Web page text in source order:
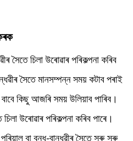
সৈতে চিলা উৰোৱাৰ পৰিকল্পনা কৰিব
সৈতে মানসম্পন্ন সময় কটাব পৰাই
কিছু আজৰি সময় উলিয়াব পাৰিব।
উৰোৱাৰ পৰিকল্পনা কৰিব পাৰে।
বা বন্ধু-বান্ধৱীৰ সৈতে সৰু সৰু